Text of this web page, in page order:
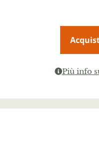
Più info